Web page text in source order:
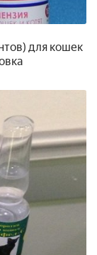
для кошек